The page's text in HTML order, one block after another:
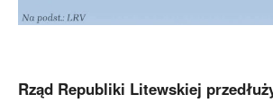
Rząd Republiki Litewskiej